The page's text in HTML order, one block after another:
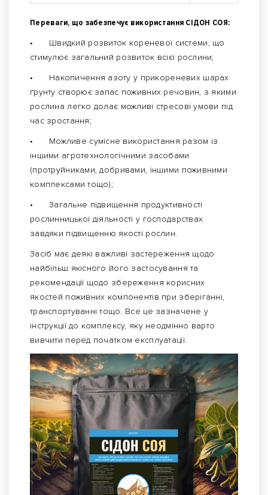
Переваги, що забезпечує використання СІДОН СОЯ:
•
Швидкий розвиток кореневої системи, що
стимулює загальний розвиток всієї рослини;
•
Накопичення азоту у прикореневих шарах
ґрунту створює запас поживних речовин, з якими
рослина легко долає можливі стресові умови під
час зростання;
•
Можливе сумісне використання разом із
іншими агротехнологічними засобами
(протруйниками, добривами, іншими поживними
комплексами тощо);
•
Загальне підвищення продуктивності
рослинницької діяльності у господарствах
завдяки підвищенню якості рослин.
Засіб має деякі важливі застереження щодо
найбільш якісного його застосування та
рекомендації щодо збереження корисних
якостей поживних компонентів при зберіганні,
транспортуванні тощо. Все це зазначене у
інструкції до комплексу, яку неодмінно варто
вивчити перед початком експлуатації.